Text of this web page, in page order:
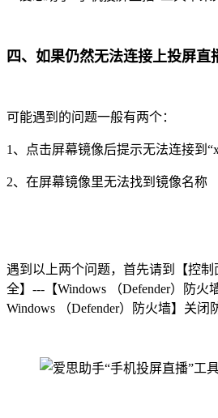
四、如果仍然无法连接上投屏直
可能遇到的问题一般有两个：
1、点击屏幕镜像后提示无法连接到
2、在屏幕镜像里无法找到镜像名称
遇到以上两个问题，首先请到【控制
全】---【Windows （Defender）防火
Windows （Defender）防火墙】关闭